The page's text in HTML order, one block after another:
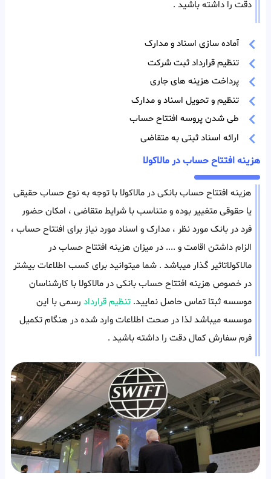
دقت را داشته باشید .
آماده سازی اسناد و مدارک
تنظیم قرارداد ثبت شرکت
پرداخت هزینه های جاری
تنظیم و تحویل اسناد و مدارک
طی شدن پروسه افتتاح حساب
ارائه اسناد ثبتی به متقاضی
هزینه افتتاح حساب در مالاکولا
هزینه افتتاح حساب بانکی در مالاکولا با توجه به نوع حساب حقیقی
یا حقوقی متغییر بوده و متناسب با شرایط متقاضی ، امکان حضور
فرد در بانک مورد نظر ، مدارک و اسناد مورد نیاز برای افتتاح حساب ،
الزام داشتن اقامت و .... در میزان هزینه افتتاح حساب در
مالاکولاتاثیر گذار میباشد . شما میتوانید برای کسب اطلاعات بیشتر
در خصوص هزینه افتتاح حساب بانکی در مالاکولا با کارشناسان
موسسه ثبتا تماس حاصل نمایید. تنظیم قرارداد رسمی با این
موسسه میباشد لذا در صحت اطلاعات وارد شده در هنگام تکمیل
فرم سفارش کمال دقت را داشته باشید .